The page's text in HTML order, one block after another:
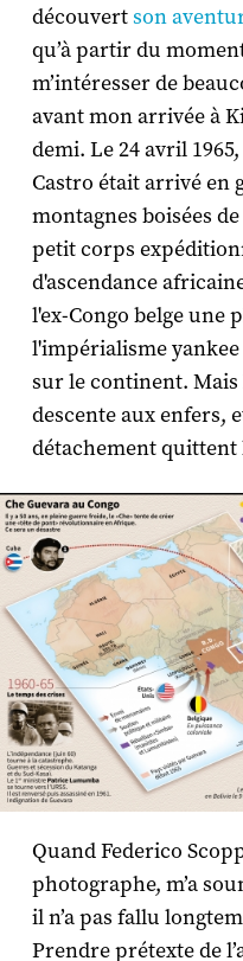
découvertson
qu’à partir du
m’intéresser de
avant mon arrivée à
demi. Le 24 avril
Castro était arrivé en
montagnes boisées
petit corps
d'ascendance
l'ex-Congo belge une
l'impérialisme
sur le continent. Mais
descente aux enfers,
détachement quittent
Quand Federico
photographe, m’a
il n’a pas fallu
Prendre prétexte de